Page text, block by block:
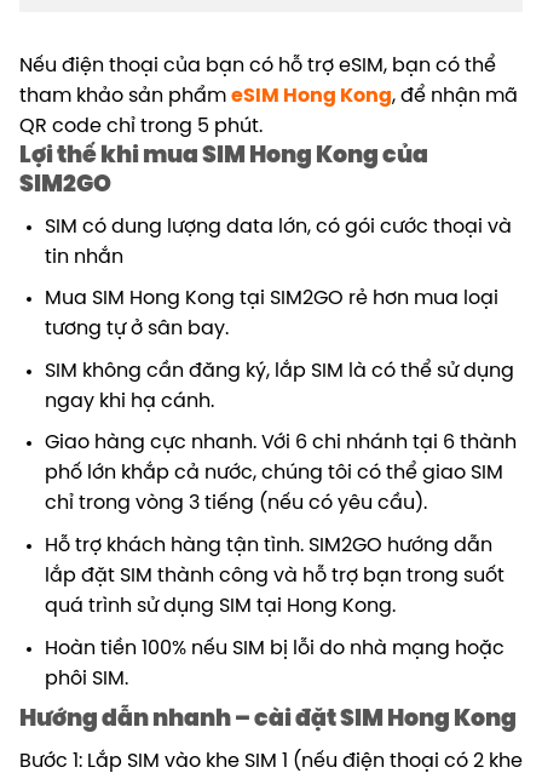
Nếu điện thoại của bạn có hỗ trợ eSIM, bạn có thể
tham khảo sản phẩm eSIM Hong Kong, để nhận mã
QR code chỉ trong 5 phút.
Lợi thế khi mua SIM Hong Kong của
SIM2GO
SIM có dung lượng data lớn, có gói cước thoại và
tin nhắn
Mua SIM Hong Kong tại SIM2GO rẻ hơn mua loại
tương tự ở sân bay.
SIM không cần đăng ký, lắp SIM là có thể sử dụng
ngay khi hạ cánh.
Giao hàng cực nhanh. Với 6 chi nhánh tại 6 thành
phố lớn khắp cả nước, chúng tôi có thể giao SIM
chỉ trong vòng 3 tiếng (nếu có yêu cầu).
Hỗ trợ khách hàng tận tình. SIM2GO hướng dẫn
lắp đặt SIM thành công và hỗ trợ bạn trong suốt
quá trình sử dụng SIM tại Hong Kong.
Hoàn tiền 100% nếu SIM bị lỗi do nhà mạng hoặc
phôi SIM.
Hướng dẫn nhanh – cài đặt SIM Hong Kong
Bước 1: Lắp SIM vào khe SIM 1 (nếu điện thoại có 2 khe